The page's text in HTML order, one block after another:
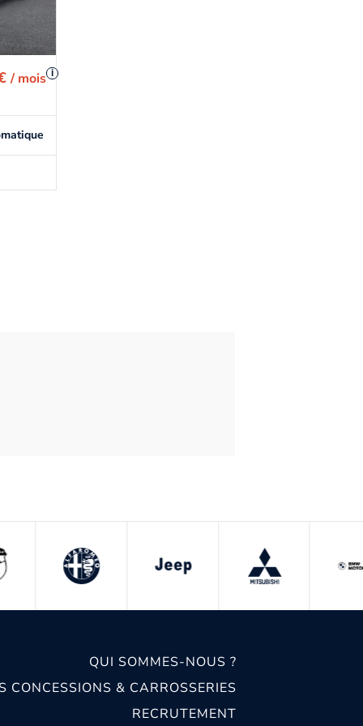
/ mois i
QUI SOMMES-NOUS ?
CONCESSIONS & CARROSSERIES
RECRUTEMENT